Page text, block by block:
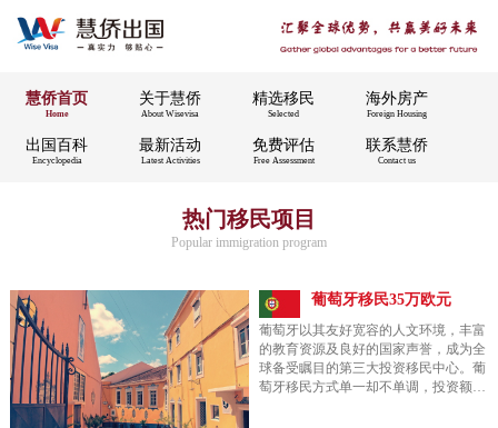
慧侨首页
Home
关于慧侨
About Wisevisa
精选移民
Selected
海外房产
Foreign Housing
出国百科
Encyclopedia
最新活动
Latest Activities
免费评估
Free Assessment
联系慧侨
Contact us
热门移民项目
Popular immigration program
葡萄牙移民35万欧元
葡萄牙以其友好宽容的人文环境，丰富
的教育资源及良好的国家声誉，成为全
球备受瞩目的第三大投资移民中心。葡
萄牙移民方式单一却不单调，投资额由